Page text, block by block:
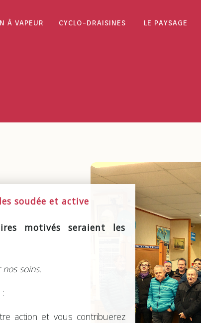
À VAPEUR CYCLO-DRAISINES LE PAYSAGE
soudée et active
motivés seraient les
soins.
action et vous contribuerez